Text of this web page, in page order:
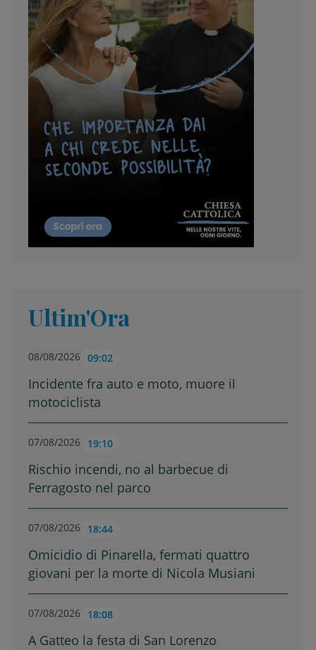
Ultim'Ora
08/08/2026 09:02
Incidente fra auto e moto, muore il
motociclista
07/08/2026 19:10
Rischio incendi, no al barbecue di
Ferragosto nel parco
07/08/2026 18:44
Omicidio di Pinarella, fermati quattro
giovani per la morte di Nicola Musiani
07/08/2026 18:08
A Gatteo la festa di San Lorenzo